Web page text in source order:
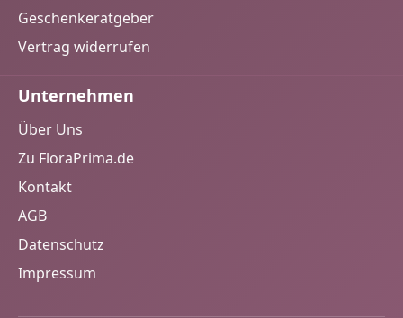
Geschenkeratgeber
Vertrag widerrufen
Unternehmen
Über Uns
Zu FloraPrima.de
Kontakt
AGB
Datenschutz
Impressum